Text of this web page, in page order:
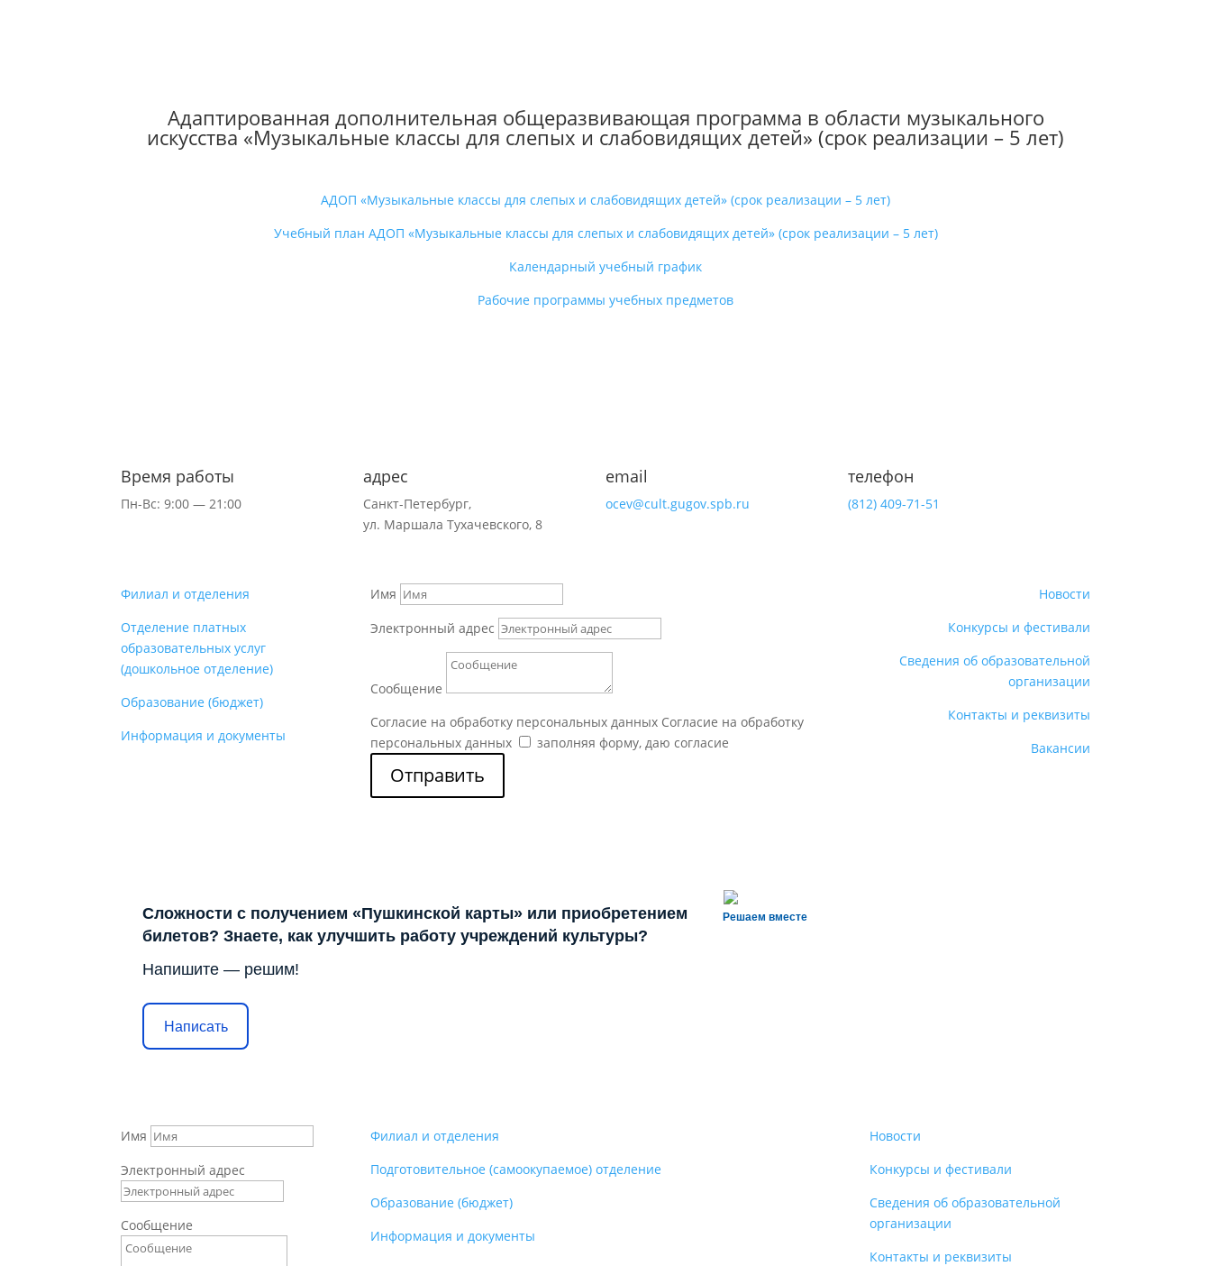
Адаптированная дополнительная общеразвивающая программа в области музыкального
искусства «Музыкальные классы для слепых и слабовидящих детей» (срок реализации – 5 лет)
АДОП «Музыкальные классы для слепых и слабовидящих детей» (срок реализации – 5 лет)
Учебный план АДОП «Музыкальные классы для слепых и слабовидящих детей» (срок реализации – 5 лет)
Календарный учебный график
Рабочие программы учебных предметов
Время работы
Пн-Вс: 9:00 — 21:00
адрес
Санкт-Петербург,
ул. Маршала Тухачевского, 8
email
ocev@cult.gugov.spb.ru
телефон
(812) 409-71-51
Филиал и отделения
Отделение платных
образовательных услуг
(дошкольное отделение)
Образование (бюджет)
Информация и документы
Имя
Электронный адрес
Сообщение
Согласие на обработку персональных данных Согласие на обработку
персональных данных
заполняя форму, даю согласие
Отправить
Новости
Конкурсы и фестивали
Сведения об образовательной
организации
Контакты и реквизиты
Вакансии
Решаем вместе
Сложности с получением «Пушкинской карты» или приобретением
билетов? Знаете, как улучшить работу учреждений культуры?
Напишите — решим!
Написать
Имя
Электронный адрес
Сообщение
Филиал и отделения
Подготовительное (самоокупаемое) отделение
Образование (бюджет)
Информация и документы
Новости
Конкурсы и фестивали
Сведения об образовательной
организации
Контакты и реквизиты